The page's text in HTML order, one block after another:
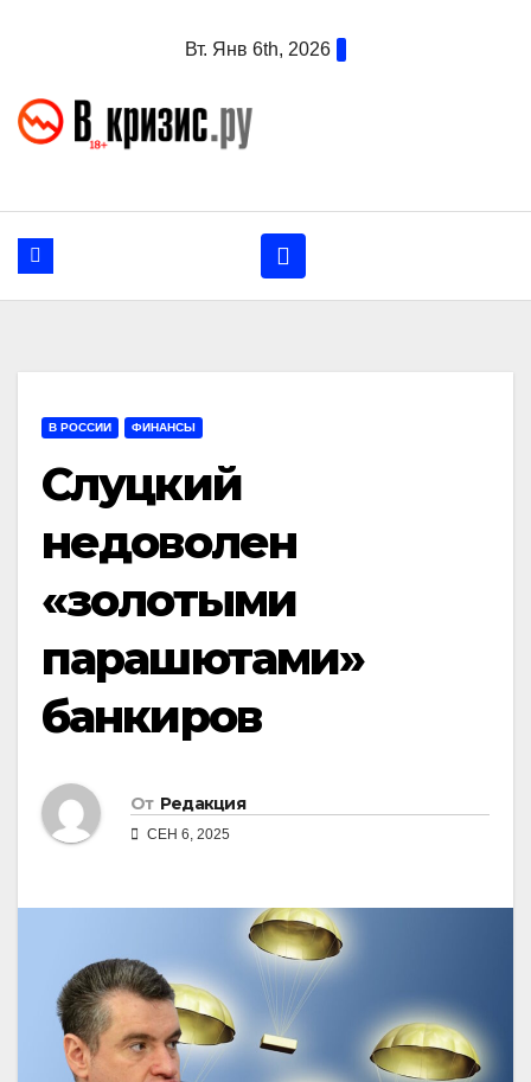
Вт. Янв 6th, 2026
В РОССИИ ФИНАНСЫ
Слуцкий
недоволен
«золотыми
парашютами»
банкиров
От Редакция
СЕН 6, 2025